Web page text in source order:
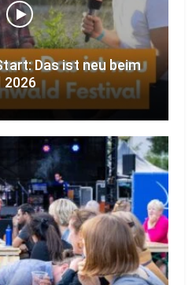
Das ist neu beim
2026